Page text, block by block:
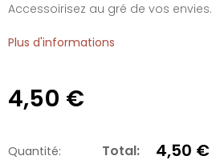
Accessoirisez au gré de vos envies.
Plus d'informations
4,50 €
Quantité: Total: 4,50 €